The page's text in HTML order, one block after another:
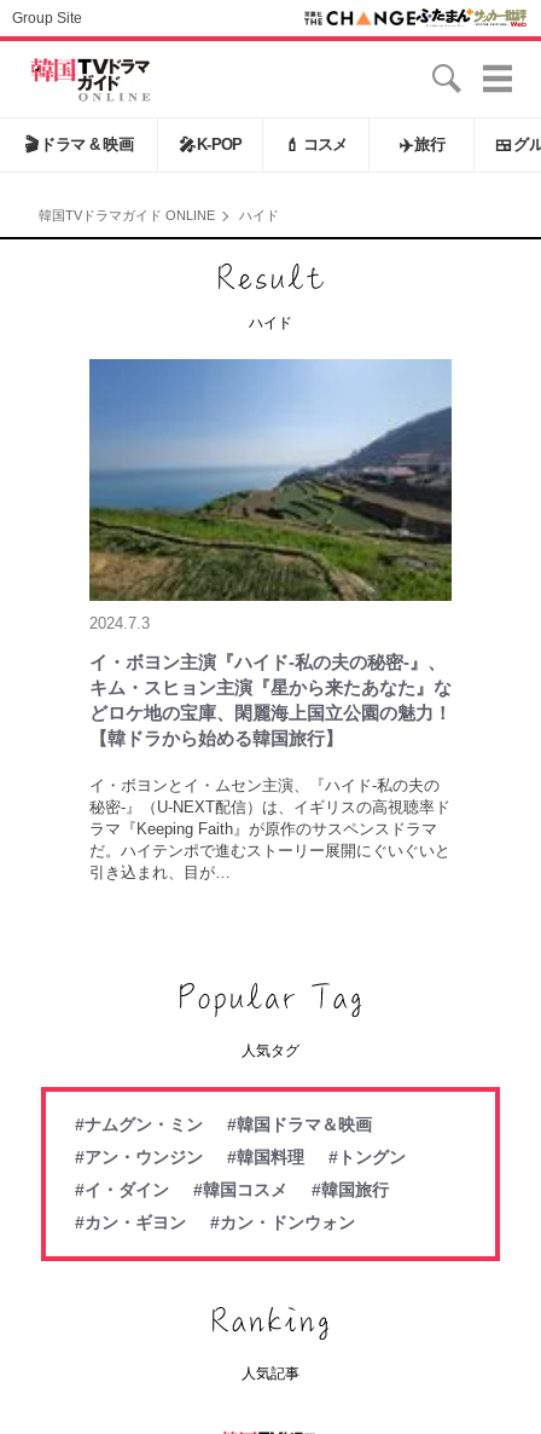
Group Site
🎬 ドラマ & 映画 🎤 K-POP 💄 コスメ ✈️旅行 🍱 グ
韓国TVドラマガイド ONLINE ハイド
ハイド
2024.7.3
イ・ボヨン主演『ハイド-私の夫の秘密-』、
キム・スヒョン主演『星から来たあなた』な
どロケ地の宝庫、閑麗海上国立公園の魅力！
【韓ドラから始める韓国旅行】
イ・ボヨンとイ・ムセン主演、『ハイド-私の夫の
秘密-』（U-NEXT配信）は、イギリスの高視聴率ド
ラマ『Keeping Faith』が原作のサスペンスドラマ
だ。ハイテンポで進むストーリー展開にぐいぐいと
引き込まれ、目が…
人気タグ
#ナムグン・ミン
#韓国ドラマ＆映画
#アン・ウンジン
#韓国料理
#トングン
#イ・ダイン
#韓国コスメ
#韓国旅行
#カン・ギヨン
#カン・ドンウォン
人気記事